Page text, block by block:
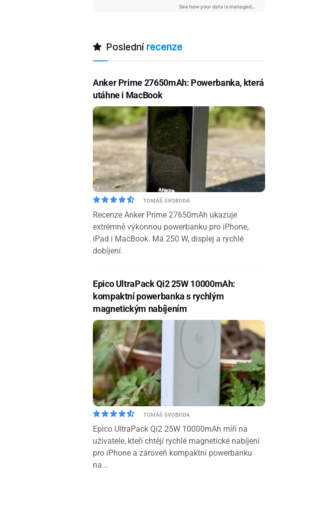
Poslední recenze
Anker Prime 27650mAh: Powerbanka, která
utáhne i MacBook
TOMÁŠ SVOBODA
Recenze Anker Prime 27650mAh ukazuje
extrémně výkonnou powerbanku pro iPhone,
iPad i MacBook. Má 250 W, displej a rychlé
dobíjení.
Epico UltraPack Qi2 25W 10000mAh:
kompaktní powerbanka s rychlým
magnetickým nabíjením
TOMÁŠ SVOBODA
Epico UltraPack Qi2 25W 10000mAh míří na
uživatele, kteří chtějí rychlé magnetické nabíjení
pro iPhone a zároveň kompaktní powerbanku
na...